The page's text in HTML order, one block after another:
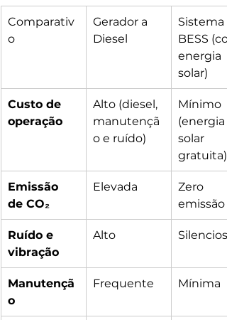
Comparativ
o
Gerador a
Diesel
Sistema
BESS
energia
solar)
Custo de
operação
Alto (diesel,
manutençã
o e ruído)
Mínimo
(energia
solar
gratuita)
Emissão
de CO₂
Elevada
Zero
emissão
Ruído e
vibração
Alto
Manutençã
o
Frequente Mínima